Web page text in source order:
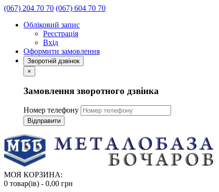
(067) 204 70 70 (067) 604 70 70
Обліковий запис
Реєстрація
Вхід
Оформити замовлення
Зворотній дзвінок
×
Замовлення зворотного дзвінка
Номер телефону
Відправити
МОЯ КОРЗИНА:
0 товар(ів) - 0,00 грн